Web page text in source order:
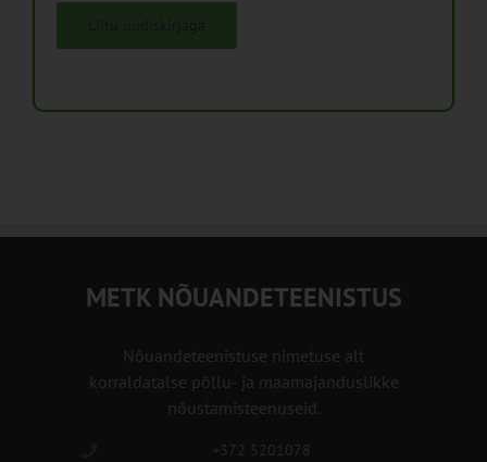
METK NÕUANDETEENISTUS
Nõuandeteenistuse nimetuse alt
korraldatalse põllu- ja maamajanduslikke
nõustamisteenuseid.
+372 5201078